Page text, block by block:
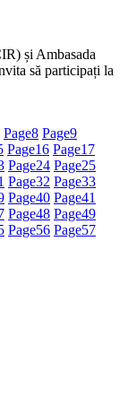
și Ambasada
să participați la
Page8 Page9
Page16 Page17
Page24 Page25
Page32 Page33
Page40 Page41
Page48 Page49
Page56 Page57